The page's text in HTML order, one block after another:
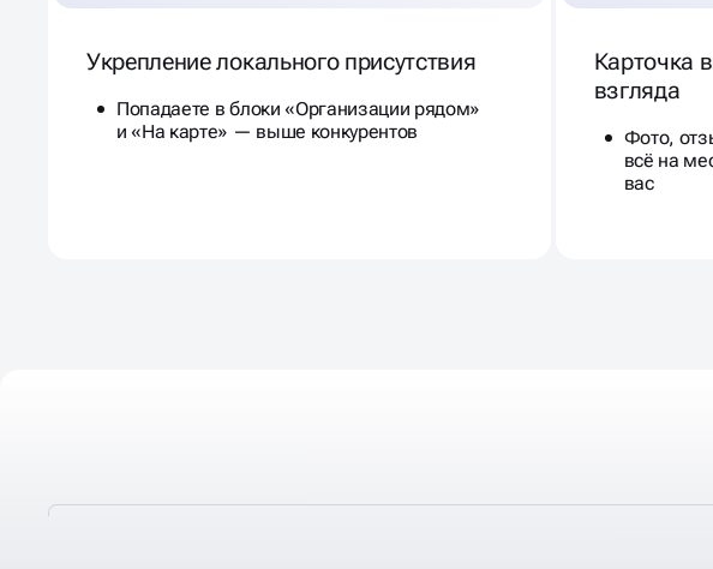
Укрепление локального присутствия
Попадаете в блоки «Организации рядом»
и «На карте» — выше конкурентов
Карточка
взгляда
Фото,
всё на
вас